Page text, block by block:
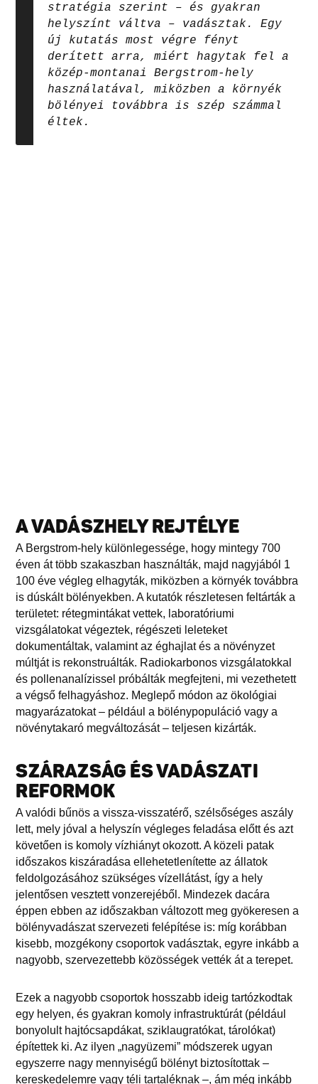
stratégia szerint – és gyakran
helyszínt váltva – vadásztak. Egy
új kutatás most végre fényt
derített arra, miért hagytak fel a
közép-montanai Bergstrom-hely
használatával, miközben a környék
bölényei továbbra is szép számmal
éltek.
A VADÁSZHELY REJTÉLYE
A Bergstrom-hely különlegessége, hogy mintegy 700
éven át több szakaszban használták, majd nagyjából 1
100 éve végleg elhagyták, miközben a környék továbbra
is dúskált bölényekben. A kutatók részletesen feltárták a
területet: rétegmintákat vettek, laboratóriumi
vizsgálatokat végeztek, régészeti leleteket
dokumentáltak, valamint az éghajlat és a növényzet
múltját is rekonstruálták. Radiokarbonos vizsgálatokkal
és pollenanalízissel próbálták megfejteni, mi vezethetett
a végső felhagyáshoz. Meglepő módon az ökológiai
magyarázatokat – például a bölénypopuláció vagy a
növénytakaró megváltozását – teljesen kizárták.
SZÁRAZSÁG ÉS VADÁSZATI
REFORMOK
A valódi bűnös a vissza-visszatérő, szélsőséges aszály
lett, mely jóval a helyszín végleges feladása előtt és azt
követően is komoly vízhiányt okozott. A közeli patak
időszakos kiszáradása ellehetetlenítette az állatok
feldolgozásához szükséges vízellátást, így a hely
jelentősen vesztett vonzerejéből. Mindezek dacára
éppen ebben az időszakban változott meg gyökeresen a
bölényvadászat szervezeti felépítése is: míg korábban
kisebb, mozgékony csoportok vadásztak, egyre inkább a
nagyobb, szervezettebb közösségek vették át a terepet.
Ezek a nagyobb csoportok hosszabb ideig tartózkodtak
egy helyen, és gyakran komoly infrastruktúrát (például
bonyolult hajtócsapdákat, sziklaugratókat, tárolókat)
építettek ki. Az ilyen „nagyüzemi” módszerek ugyan
egyszerre nagy mennyiségű bölényt biztosítottak –
kereskedelemre vagy téli tartaléknak –, ám még inkább